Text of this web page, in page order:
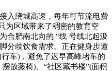
绕城高速，每年可节流电费
为区域带来了稠密的教育空
合肥南北向的 “线 号线北起汲
分歧饮食需求。正在健身步道
车)，避免了迟早高峰堵车的
放藤椅)、“社区藏书楼”(面积